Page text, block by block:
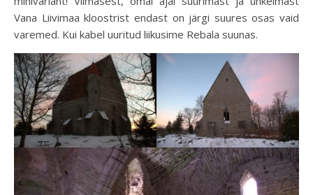
Vana Liivimaa kloostrist endast on järgi suures osas vaid
varemed. Kui kabel uuritud liikusime Rebala suunas.